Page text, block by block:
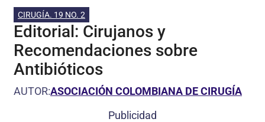
CIRUGÍA. 19 NO. 2
Editorial: Cirujanos y
Recomendaciones sobre
Antibióticos
AUTOR:ASOCIACIÓN COLOMBIANA DE CIRUGÍA
Publicidad